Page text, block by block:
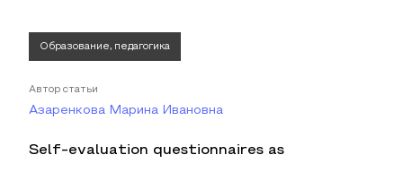
Образование, педагогика
Автор статьи
Азаренкова Марина Ивановна
Self-evaluation questionnaires as